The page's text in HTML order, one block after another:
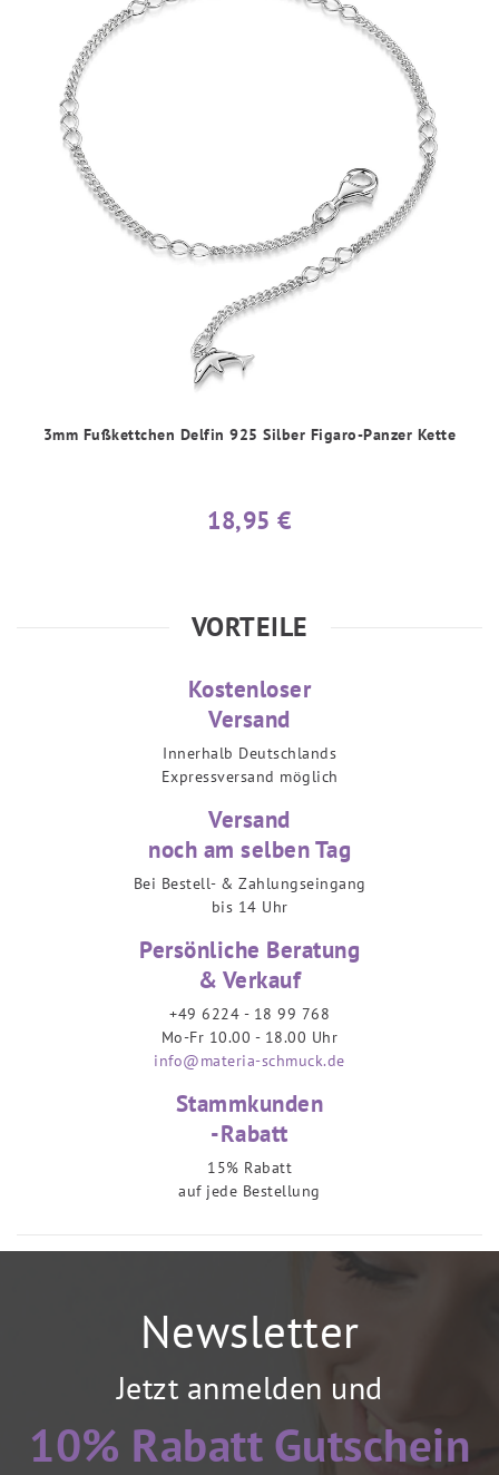
3mm Fußkettchen Delfin 925 Silber Figaro-Panzer Kette
18,95 €
VORTEILE
Kostenloser
Versand
Innerhalb Deutschlands
Expressversand möglich
Versand
noch am selben Tag
Bei Bestell- & Zahlungseingang
bis 14 Uhr
Persönliche Beratung
& Verkauf
+49 6224 - 18 99 768
Mo-Fr 10.00 - 18.00 Uhr
info@materia-schmuck.de
Stammkunden
-Rabatt
15% Rabatt
auf jede Bestellung
Newsletter
Jetzt anmelden und
10% Rabatt Gutschein